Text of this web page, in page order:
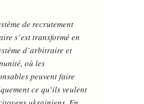
de recrutement
s’est transformé en
d’arbitraire et
où les
peuvent faire
ce qu’ils veulent